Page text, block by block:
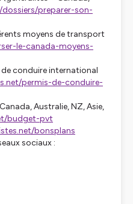
preparer-son-
moyens de transport
le-canada-moyens-
conduire international
permis-de-conduire-
Australie, NZ, Asie,
budget-pvt
bonsplans
sociaux :